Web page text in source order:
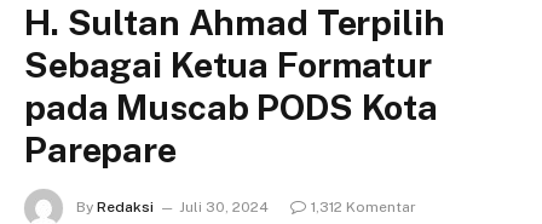
H. Sultan Ahmad Terpilih
Sebagai Ketua Formatur
pada Muscab PODS Kota
Parepare
By Redaksi Juli 30, 2024
1,312 Komentar